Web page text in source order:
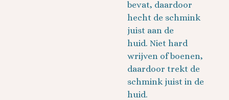
bevat, daardoor
hecht de schmink
juist aan de
huid. Niet hard
wrijven of boenen,
daardoor trekt de
schmink juist in de
huid.